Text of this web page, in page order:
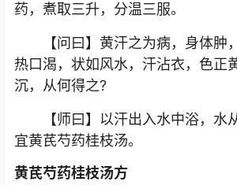
药，煮取三升，分温三服。
【问曰】黄汗之为病，身体肿
热口渴，状如风水，汗沾衣，色正
沉，从何得之?
【师曰】以汗出入水中浴，水
宜黄芪芍药桂枝汤。
黄芪芍药桂枝汤方